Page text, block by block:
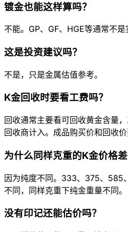
镀金也能这样算吗？
不能。GP、GF、HGE等通常不是
这是投资建议吗？
不是，只是金属估值参考。
K金回收时要看工费吗？
回收通常主要看可回收黄金含量
回收商计入。成品购买价和回收价
为什么同样克重的K金价格差
因为纯度不同。333、375、585
不同，同样克重下纯金重量不同。
没有印记还能估价吗？